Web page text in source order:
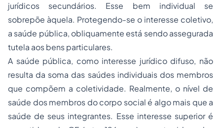
jurídicos secundários. Esse bem individual se
sobrepõe àquela. Protegendo-se o interesse coletivo,
a saúde pública, obliquamente está sendo assegurada
tutela aos bens particulares.
A saúde pública, como interesse jurídico difuso, não
resulta da soma das saúdes individuais dos membros
que compõem a coletividade. Realmente, o nível de
saúde dos membros do corpo social é algo mais que a
saúde de seus integrantes. Esse interesse superior é